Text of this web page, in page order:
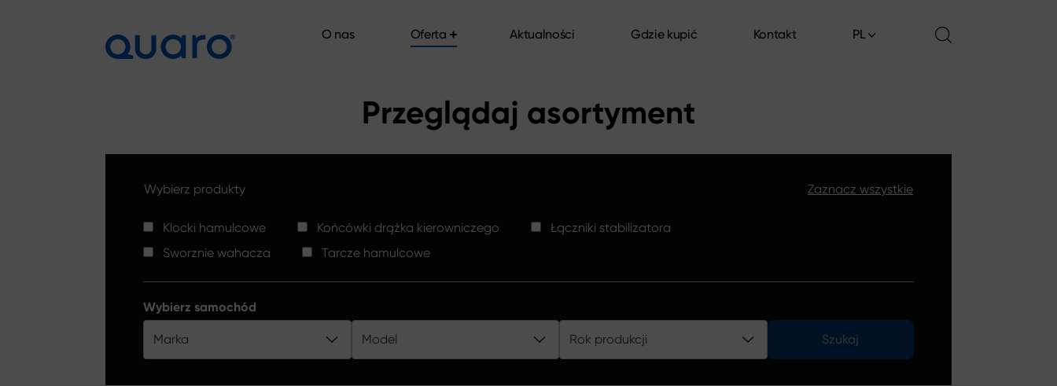
O nas
Oferta
Aktualności
Gdzie kupić
Kontakt
PL
Przeglądaj asortyment
Wybierz produkty Zaznacz wszystkie
Klocki hamulcowe Końcówki drążka kierowniczego
Łączniki stabilizatora
Sworznie wahacza
Tarcze hamulcowe
Wybierz samochód
Marka Model Rok produkcji Szukaj